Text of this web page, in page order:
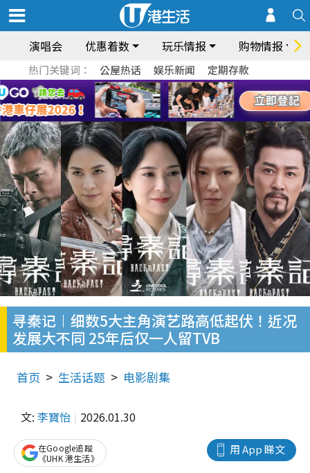
演唱会 优惠着数 玩乐情报 购物情报
热门关键词： 公屋热话 娱乐新闻 定期存款
寻秦记︱细数5大主角演艺路高低起伏！近况
发展大不同 25年后仅一人留TVB
首页 生活话题 电影剧集
文: 李寶怡 2026.01.30
用 App 睇文
在Google追蹤
《UHK 港生活》